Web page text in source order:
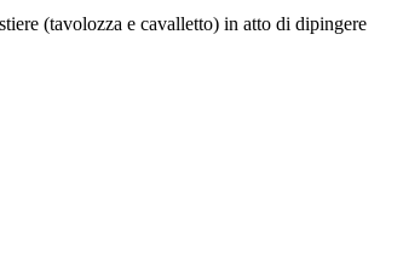
(tavolozza e cavalletto) in atto di dipingere